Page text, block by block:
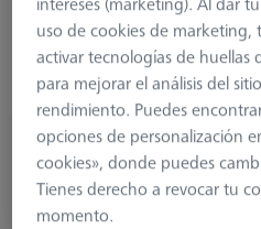
Application
Ø Body (DG)
Weight
118,80 €
más el IVA
Hecho a medida
uso de cookies de marketing,
activar tecnologías de huellas
para mejorar el análisis del
rendimiento. Puedes
opciones de personalización
cookies», donde puedes
Tienes derecho a revocar tu
momento.